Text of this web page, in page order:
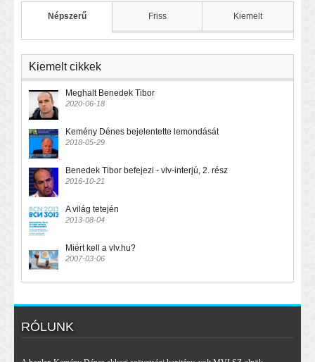
Népszerű Friss Kiemelt
Kiemelt cikkek
Meghalt Benedek Tibor
2020-06-18
Kemény Dénes bejelentette lemondását
2018-05-29
Benedek Tibor befejezi - vlv-interjú, 2. rész
2016-10-21
A világ tetején
2013-08-04
Miért kell a vlv.hu?
2007-03-06
RÓLUNK